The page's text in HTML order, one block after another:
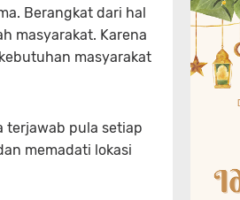
Berangkat dari hal
masyarakat. Karena
masyarakat
terjawab pula setiap
memadati lokasi